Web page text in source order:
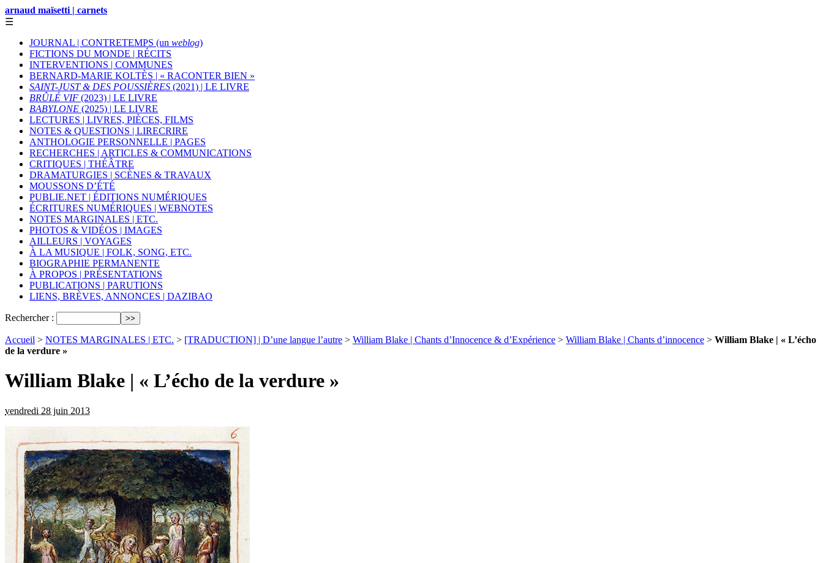
arnaud maïsetti | carnets
☰
JOURNAL | CONTRETEMPS (un weblog)
FICTIONS DU MONDE | RÉCITS
INTERVENTIONS | COMMUNES
BERNARD-MARIE KOLTÈS | « RACONTER BIEN »
SAINT-JUST & DES POUSSIÈRES (2021) | LE LIVRE
BRÛLÉ VIF (2023) | LE LIVRE
BABYLONE (2025) | LE LIVRE
LECTURES | LIVRES, PIÈCES, FILMS
NOTES & QUESTIONS | LIRECRIRE
ANTHOLOGIE PERSONNELLE | PAGES
RECHERCHES | ARTICLES & COMMUNICATIONS
CRITIQUES | THÉÂTRE
DRAMATURGIES | SCÈNES & TRAVAUX
MOUSSONS D’ÉTÉ
PUBLIE.NET | ÉDITIONS NUMÉRIQUES
ÉCRITURES NUMÉRIQUES | WEBNOTES
NOTES MARGINALES | ETC.
PHOTOS & VIDÉOS | IMAGES
AILLEURS | VOYAGES
À LA MUSIQUE | FOLK, SONG, ETC.
BIOGRAPHIE PERMANENTE
À PROPOS | PRÉSENTATIONS
PUBLICATIONS | PARUTIONS
LIENS, BRÈVES, ANNONCES | DAZIBAO
Rechercher :
Accueil > NOTES MARGINALES | ETC. > [TRADUCTION] | D’une langue l’autre > William Blake | Chants d’Innocence & d’Expérience > William Blake | Chants d’innocence > William Blake | « L’écho
de la verdure »
William Blake | « L’écho de la verdure »
vendredi 28 juin 2013